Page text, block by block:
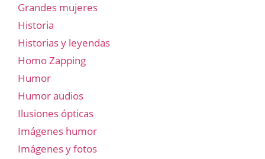
Grandes mujeres
Historia
Historias y leyendas
Homo Zapping
Humor
Humor audios
Ilusiones ópticas
Imágenes humor
Imágenes y fotos